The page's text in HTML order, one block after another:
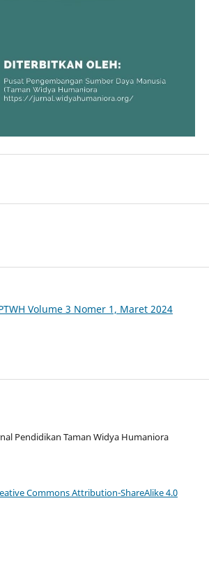
Volume 3 Nomer 1, Maret 2024
Pendidikan Taman Widya Humaniora
Commons Attribution-ShareAlike 4.0